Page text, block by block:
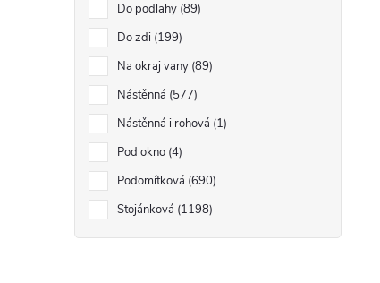
Do podlahy 89
Do zdi 199
Na okraj vany 89
Nástěnná 577
Nástěnná i rohová 1
Pod okno 4
Podomítková 690
Stojánková 1198